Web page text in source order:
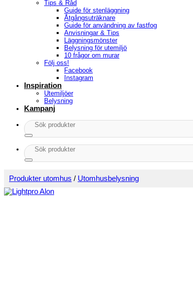
Tips & Råd
Guide för stenläggning
Åtgångsuträknare
Guide för användning av fastfog
Anvisningar & Tips
Läggningsmönster
Belysning för utemiljö
10 frågor om murar
Följ oss!
Facebook
Instagram
Inspiration
Utemiljöer
Belysning
Kampanj
Sök
efter:
Sök
efter:
Produkter utomhus / Utomhusbelysning